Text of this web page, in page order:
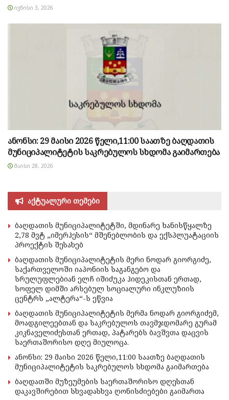
ᲘᲕᲜᲘᲡᲘ 3, 2026
ანონსი: 29 მაისი 2026 წელი,11:00 საათზე ბაღდათის
მუნიციპალიტეტის საკრებულოს სხდომა გაიმართება
ᲛᲐᲘᲡᲘ 28, 2026
აქტუალური თემები
ბაღდათის მუნიციპალიტეტში, მდინარე ხანისწყალზე
2,78 მვტ „იმერჰესის“ მშენებლობის და ექსპლუატაციის
პროექტის შესახებ
ბაღდათის მუნიციპალიტეტის მერი ნოდარ გიორგიძე,
საქართველოში იაპონიის საგანგებო და
სრულუფლებიან ელჩ იშიძუკა ჰიდეკისთან ერთად,
სოფელ დიმში არსებულ სოციალური ინკლუზიის
ცენტრს „ალტერა“-ს ეწვია
ბაღდათის მუნიციპალიტეტის მერმა ნოდარ გიორგიძემ,
მოადგილეებთან და საკრებულოს თავმჯდომარე გურამ
კიკნაველიძესთან ერთად, პატარებს ბავშვთა დაცვის
საერთაშორისო დღე მიულოცა.
ანონსი: 29 მაისი 2026 წელი,11:00 საათზე ბაღდათის
მუნიციპალიტეტის საკრებულოს სხდომა გაიმართება
ბაღდათში მუზეუმების საერთაშორისო დღესთან
დაკავშირებით სხვადასხვა ღონისძიებები გაიმართა